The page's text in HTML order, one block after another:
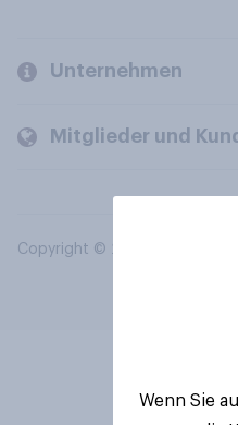
Unternehmen
Mitglieder und
Copyright © 2026 YouGov
Wenn Sie